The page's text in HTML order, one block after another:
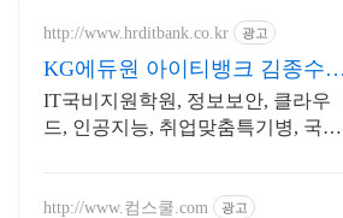
http://www.hrditbank.co.kr 광고
KG에듀원 아이티뱅크 김종수
27년경력전문가 IT취업상담
IT국비지원학원, 정보보안, 클라우
드, 인공지능, 취업맞춤특기병, 국비
http://www.컴스쿨.com 광고